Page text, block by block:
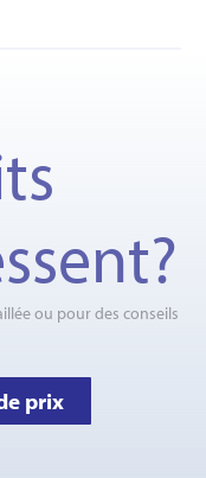
ou pour des conseils
prix